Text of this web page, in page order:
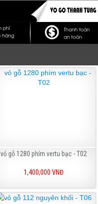
vỏ gỗ 1280 phím vertu bạc - T02
1,400,000 VNĐ